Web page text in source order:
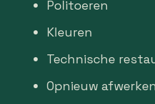
Politoeren
Kleuren
Technische
Opnieuw